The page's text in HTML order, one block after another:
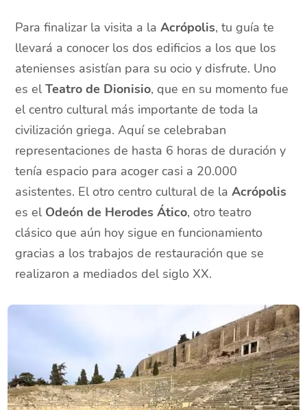
Para finalizar la visita a laAcrópolis, tu guía te
llevará a conocer los dos edificios a los que los
atenienses asistían para su ocio y disfrute. Uno
es elTeatro de Dionisio, que en su momento fue
el centro cultural más importante de toda la
civilización griega. Aquí se celebraban
representaciones de hasta 6 horas de duración y
tenía espacio para acoger casi a 20.000
asistentes. El otro centro cultural de laAcrópolis
es el Odeón de Herodes Ático, otro teatro
clásico que aún hoy sigue en funcionamiento
gracias a los trabajos de restauración que se
realizaron a mediados del siglo XX.